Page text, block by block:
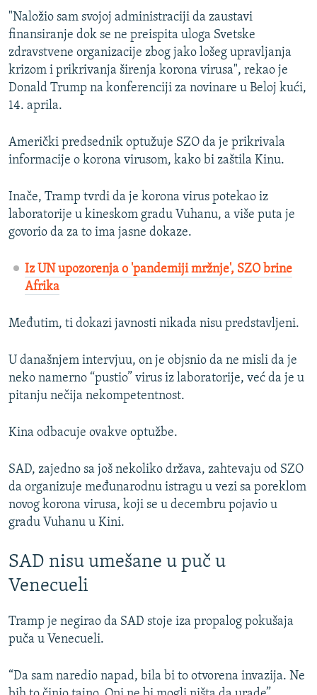
"Naložio sam svojoj administraciji da zaustavi
finansiranje dok se ne preispita uloga Svetske
zdravstvene organizacije zbog jako lošeg upravljanja
krizom i prikrivanja širenja korona virusa", rekao je
Donald Trump na konferenciji za novinare u Beloj kući,
14. aprila.
Američki predsednik optužuje SZO da je prikrivala
informacije o korona virusom, kako bi zaštila Kinu.
Inače, Tramp tvrdi da je korona virus potekao iz
laboratorije u kineskom gradu Vuhanu, a više puta je
govorio da za to ima jasne dokaze.
Iz UN upozorenja o 'pandemiji mržnje', SZO brine
Afrika
Međutim, ti dokazi javnosti nikada nisu predstavljeni.
U današnjem intervjuu, on je objsnio da ne misli da je
neko namerno “pustio” virus iz laboratorije, već da je u
pitanju nečija nekompetentnost.
Kina odbacuje ovakve optužbe.
SAD, zajedno sa još nekoliko država, zahtevaju od SZO
da organizuje međunarodnu istragu u vezi sa poreklom
novog korona virusa, koji se u decembru pojavio u
gradu Vuhanu u Kini.
SAD nisu umešane u puč u
Venecueli
Tramp je negirao da SAD stoje iza propalog pokušaja
puča u Venecueli.
“Da sam naredio napad, bila bi to otvorena invazija. Ne